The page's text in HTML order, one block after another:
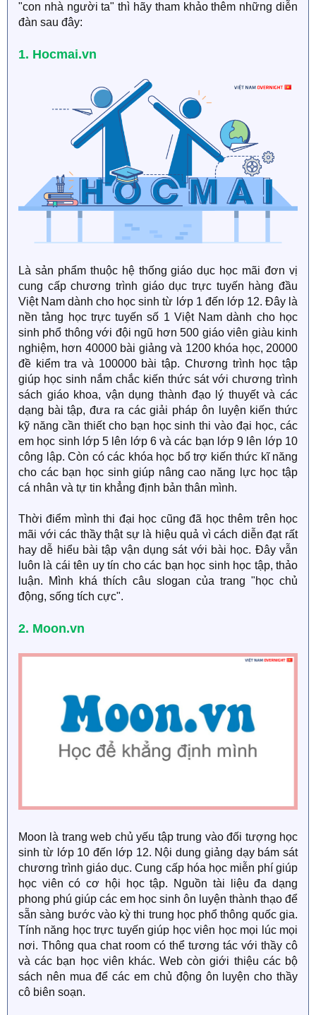
"con nhà người ta" thì hãy tham khảo thêm những diễn
đàn sau đây:
1. Hocmai.vn
Là sản phẩm thuộc hệ thống giáo dục học mãi đơn vị
cung cấp chương trình giáo dục trực tuyến hàng đầu
Việt Nam dành cho học sinh từ lớp 1 đến lớp 12. Đây là
nền tảng học trực tuyến số 1 Việt Nam dành cho học
sinh phổ thông với đội ngũ hơn 500 giáo viên giàu kinh
nghiệm, hơn 40000 bài giảng và 1200 khóa học, 20000
đề kiểm tra và 100000 bài tập. Chương trình học tập
giúp học sinh nắm chắc kiến thức sát với chương trình
sách giáo khoa, vận dụng thành đạo lý thuyết và các
dạng bài tập, đưa ra các giải pháp ôn luyện kiến thức
kỹ năng cần thiết cho bạn học sinh thi vào đại học, các
em học sinh lớp 5 lên lớp 6 và các bạn lớp 9 lên lớp 10
công lập. Còn có các khóa học bổ trợ kiến thức kĩ năng
cho các bạn học sinh giúp nâng cao năng lực học tập
cá nhân và tự tin khẳng định bản thân mình.
Thời điểm mình thi đại học cũng đã học thêm trên học
mãi với các thầy thật sự là hiệu quả vì cách diễn đạt rất
hay dễ hiểu bài tập vận dụng sát với bài học. Đây vẫn
luôn là cái tên uy tín cho các bạn học sinh học tập, thảo
luận. Mình khá thích câu slogan của trang "học chủ
động, sống tích cực".
2. Moon.vn
Moon là trang web chủ yếu tập trung vào đối tượng học
sinh từ lớp 10 đến lớp 12. Nội dung giảng dạy bám sát
chương trình giáo dục. Cung cấp hóa học miễn phí giúp
học viên có cơ hội học tập. Nguồn tài liệu đa dạng
phong phú giúp các em học sinh ôn luyện thành thạo để
sẵn sàng bước vào kỳ thi trung học phổ thông quốc gia.
Tính năng học trực tuyến giúp học viên học mọi lúc mọi
nơi. Thông qua chat room có thể tương tác với thầy cô
và các bạn học viên khác. Web còn giới thiệu các bộ
sách nên mua để các em chủ động ôn luyện cho thầy
cô biên soạn.